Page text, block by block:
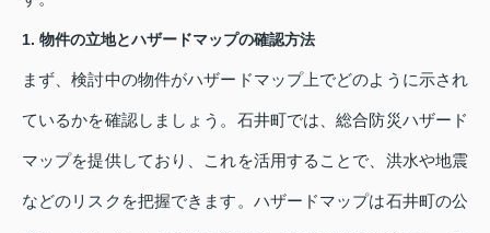
1. 物件の立地とハザードマップの確認方法
まず、検討中の物件がハザードマップ上でどのように示され
ているかを確認しましょう。石井町では、総合防災ハザード
マップを提供しており、これを活用することで、洪水や地震
などのリスクを把握できます。ハザードマップは石井町の公